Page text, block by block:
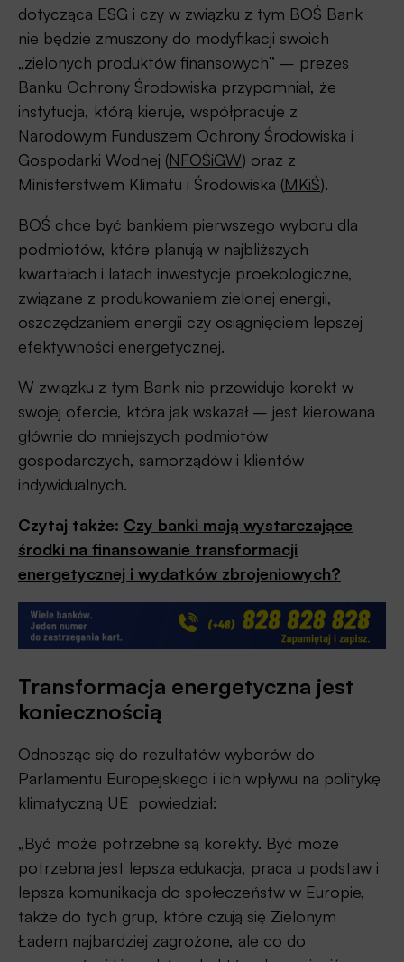
dotycząca ESG i czy w związku z tym BOŚ Bank
nie będzie zmuszony do modyfikacji swoich
„zielonych produktów finansowych” – prezes
Banku Ochrony Środowiska przypomniał, że
instytucja, którą kieruje, współpracuje z
Narodowym Funduszem Ochrony Środowiska i
Gospodarki Wodnej (NFOŚiGW) oraz z
Ministerstwem Klimatu i Środowiska (MKiŚ).
BOŚ chce być bankiem pierwszego wyboru dla
podmiotów, które planują w najbliższych
kwartałach i latach inwestycje proekologiczne,
związane z produkowaniem zielonej energii,
oszczędzaniem energii czy osiągnięciem lepszej
efektywności energetycznej.
W związku z tym Bank nie przewiduje korekt w
swojej ofercie, która jak wskazał – jest kierowana
głównie do mniejszych podmiotów
gospodarczych, samorządów i klientów
indywidualnych.
Czytaj także: Czy banki mają wystarczające
środki na finansowanie transformacji
energetycznej i wydatków zbrojeniowych?
Transformacja energetyczna jest
koniecznością
Odnosząc się do rezultatów wyborów do
Parlamentu Europejskiego i ich wpływu na politykę
klimatyczną UE powiedział:
„Być może potrzebne są korekty. Być może
potrzebna jest lepsza edukacja, praca u podstaw i
lepsza komunikacja do społeczeństw w Europie,
także do tych grup, które czują się Zielonym
Ładem najbardziej zagrożone, ale co do